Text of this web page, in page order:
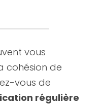
vous
cohésion de
vous de
régulière